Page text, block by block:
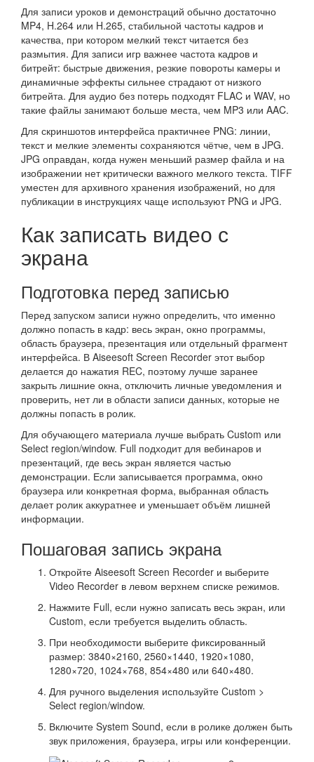
Для записи уроков и демонстраций обычно достаточно
MP4, H.264 или H.265, стабильной частоты кадров и
качества, при котором мелкий текст читается без
размытия. Для записи игр важнее частота кадров и
битрейт: быстрые движения, резкие повороты камеры и
динамичные эффекты сильнее страдают от низкого
битрейта. Для аудио без потерь подходят FLAC и WAV, но
такие файлы занимают больше места, чем MP3 или AAC.
Для скриншотов интерфейса практичнее PNG: линии,
текст и мелкие элементы сохраняются чётче, чем в JPG.
JPG оправдан, когда нужен меньший размер файла и на
изображении нет критически важного мелкого текста. TIFF
уместен для архивного хранения изображений, но для
публикации в инструкциях чаще используют PNG и JPG.
Как записать видео с
экрана
Подготовка перед записью
Перед запуском записи нужно определить, что именно
должно попасть в кадр: весь экран, окно программы,
область браузера, презентация или отдельный фрагмент
интерфейса. В Aiseesoft Screen Recorder этот выбор
делается до нажатия REC, поэтому лучше заранее
закрыть лишние окна, отключить личные уведомления и
проверить, нет ли в области записи данных, которые не
должны попасть в ролик.
Для обучающего материала лучше выбрать Custom или
Select region/window. Full подходит для вебинаров и
презентаций, где весь экран является частью
демонстрации. Если записывается программа, окно
браузера или конкретная форма, выбранная область
делает ролик аккуратнее и уменьшает объём лишней
информации.
Пошаговая запись экрана
Откройте Aiseesoft Screen Recorder и выберите
Video Recorder в левом верхнем списке режимов.
Нажмите Full, если нужно записать весь экран, или
Custom, если требуется выделить область.
При необходимости выберите фиксированный
размер: 3840×2160, 2560×1440, 1920×1080,
1280×720, 1024×768, 854×480 или 640×480.
Для ручного выделения используйте Custom >
Select region/window.
Включите System Sound, если в ролике должен быть
звук приложения, браузера, игры или конференции.